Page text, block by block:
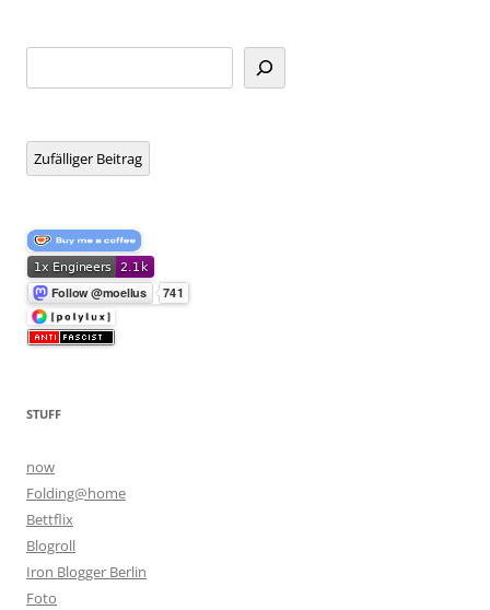
Zufälliger Beitrag
STUFF
now
Folding@home
Bettflix
Blogroll
Iron Blogger Berlin
Foto